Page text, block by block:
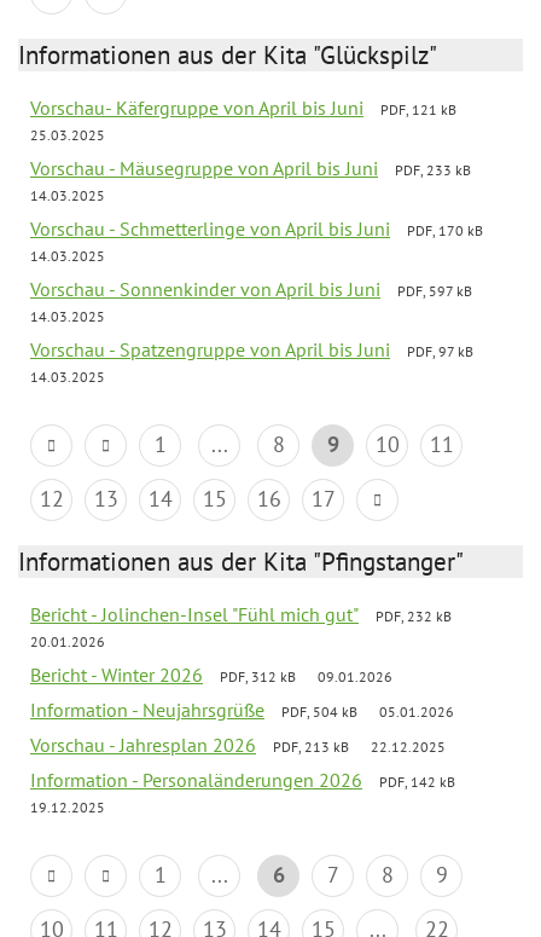
Informationen aus der Kita "Glückspilz"
Vorschau- Käfergruppe von April bis Juni
PDF, 121 kB
25.03.2025
Vorschau - Mäusegruppe von April bis Juni
PDF, 233 kB
14.03.2025
Vorschau - Schmetterlinge von April bis Juni
PDF, 170 kB
14.03.2025
Vorschau - Sonnenkinder von April bis Juni
PDF, 597 kB
14.03.2025
Vorschau - Spatzengruppe von April bis Juni
PDF, 97 kB
14.03.2025
1 ... 8 9 10
11
12
13 14 15 16 17
Informationen aus der Kita "Pfingstanger"
Bericht - Jolinchen-Insel "Fühl mich gut"
PDF, 232 kB
20.01.2026
Bericht - Winter 2026 PDF, 312 kB 09.01.2026
Information - Neujahrsgrüße PDF, 504 kB 05.01.2026
Vorschau - Jahresplan 2026 PDF, 213 kB 22.12.2025
Information - Personaländerungen 2026
PDF, 142 kB
19.12.2025
1 ... 6 7 8
9
10
11 12 13 14 15 ... 22